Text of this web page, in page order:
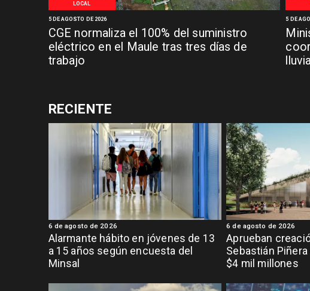
LOCAL
CGE normaliza el 100% del suministro
eléctrico en el Maule tras tres días de
trabajo
5 DE AGOSTO DE 2026 5 DE
RECIENTE
Alarmante hábito en jóvenes de 13
a 15 años según encuesta del
Minsal
6 de agosto de 2026
Aprueban
Sebastián
$4 mil millones
6 de agosto de 2026